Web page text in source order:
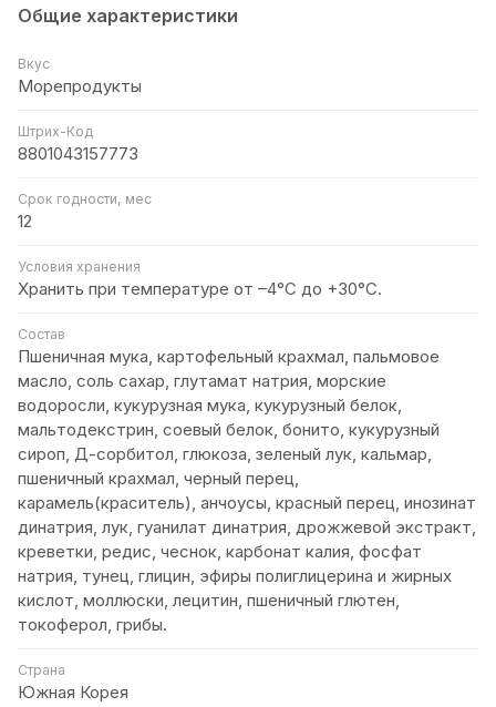
Общие характеристики
Вкус
Морепродукты
Штрих-Код
8801043157773
Срок годности, мес
12
Условия хранения
Хранить при температуре от –4°С до +30°C.
Состав
Пшеничная мука, картофельный крахмал, пальмовое
масло, соль сахар, глутамат натрия, морские
водоросли, кукурузная мука, кукурузный белок,
мальтодекстрин, соевый белок, бонито, кукурузный
сироп, Д-сорбитол, глюкоза, зеленый лук, кальмар,
пшеничный крахмал, черный перец,
карамель(краситель), анчоусы, красный перец, инозинат
динатрия, лук, гуанилат динатрия, дрожжевой экстракт,
креветки, редис, чеснок, карбонат калия, фосфат
натрия, тунец, глицин, эфиры полиглицерина и жирных
кислот, моллюски, лецитин, пшеничный глютен,
токоферол, грибы.
Страна
Южная Корея